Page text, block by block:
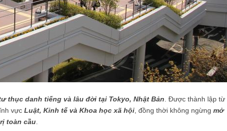
thục danh tiếng và lâu đời tại Tokyo, Nhật Bản . Được thành lập từ
vực Luật, Kinh tế và Khoa học xã hội , đồng thời không ngừng mở
toàn cầu